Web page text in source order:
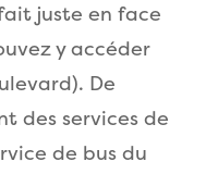
juste en face
y accéder
De
des services de
de bus du